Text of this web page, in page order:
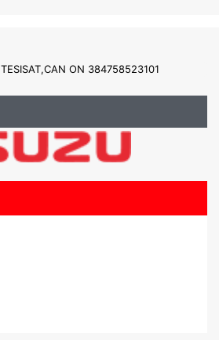
TESISAT,CAN ON 384758523101